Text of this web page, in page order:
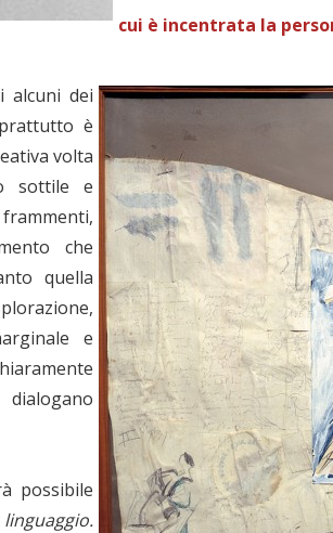
cui è incentrata la
alcuni dei
è
volta
sottile e
che
quella
e
possibile